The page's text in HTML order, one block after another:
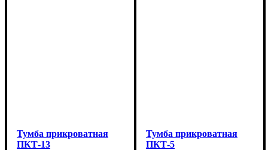
Тумба прикроватная
ПКТ-13
Тумба прикроватная
ПКТ-5